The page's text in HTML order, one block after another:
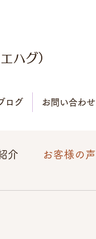
ハグ）
ログ お問い合わせ
介 お客様の声